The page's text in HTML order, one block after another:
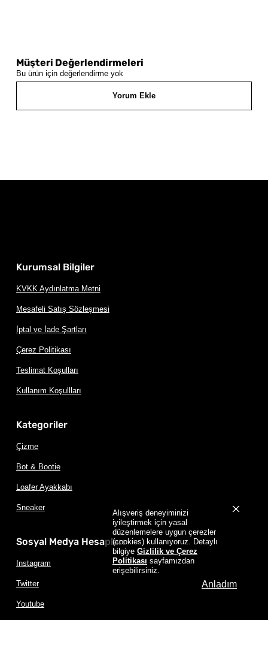
Alışveriş deneyiminizi
iyileştirmek için yasal
düzenlemelere uygun çerezler
(cookies) kullanıyoruz. Detaylı
bilgiye Gizlilik ve Çerez
Politikası sayfamızdan
erişebilirsiniz.
Anladım
Müşteri Değerlendirmeleri
Bu ürün için değerlendirme yok
Yorum Ekle
Kurumsal Bilgiler
KVKK Aydınlatma Metni
Mesafeli Satış Sözleşmesi
İptal ve İade Şartları
Çerez Politikası
Teslimat Koşulları
Kullanım Koşullları
Kategoriler
Çizme
Bot & Bootie
Loafer Ayakkabı
Sneaker
Sosyal Medya Hesapları
Instagram
Twitter
Youtube